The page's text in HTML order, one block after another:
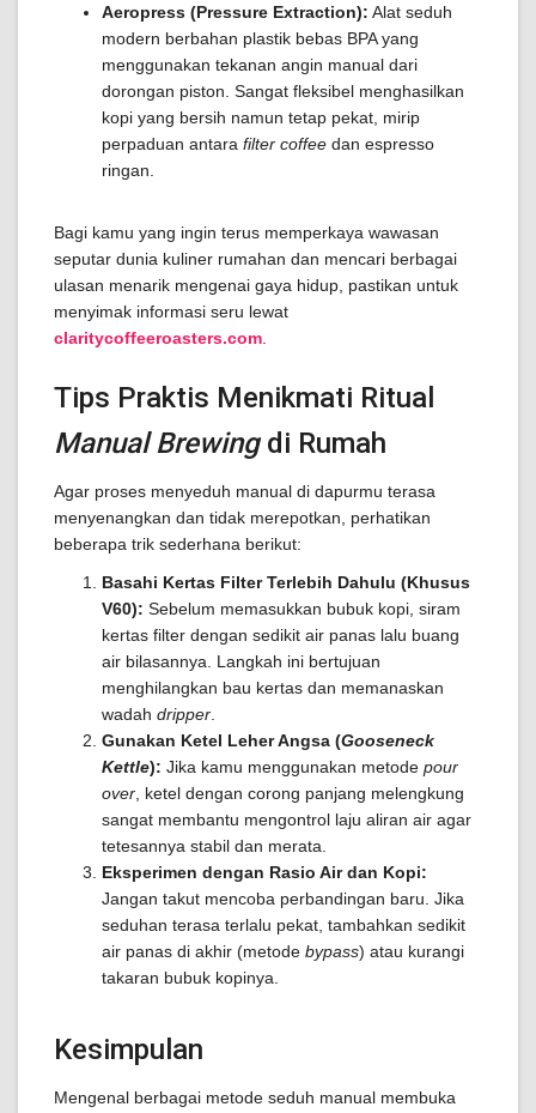
Aeropress (Pressure Extraction): Alat seduh
modern berbahan plastik bebas BPA yang
menggunakan tekanan angin manual dari
dorongan piston. Sangat fleksibel menghasilkan
kopi yang bersih namun tetap pekat, mirip
perpaduan antara filter coffee dan espresso
ringan.
Bagi kamu yang ingin terus memperkaya wawasan
seputar dunia kuliner rumahan dan mencari berbagai
ulasan menarik mengenai gaya hidup, pastikan untuk
menyimak informasi seru lewat
claritycoffeeroasters.com
Tips Praktis Menikmati Ritual
Manual Brewingdi Rumah
Agar proses menyeduh manual di dapurmu terasa
menyenangkan dan tidak merepotkan, perhatikan
beberapa trik sederhana berikut:
Basahi Kertas Filter Terlebih Dahulu (Khusus
V60): Sebelum memasukkan bubuk kopi, siram
kertas filter dengan sedikit air panas lalu buang
air bilasannya. Langkah ini bertujuan
menghilangkan bau kertas dan memanaskan
wadah dripper
Gunakan Ketel Leher Angsa (Gooseneck
Kettle): Jika kamu menggunakan metode pour
over , ketel dengan corong panjang melengkung
sangat membantu mengontrol laju aliran air agar
tetesannya stabil dan merata.
Eksperimen dengan Rasio Air dan Kopi:
Jangan takut mencoba perbandingan baru. Jika
seduhan terasa terlalu pekat, tambahkan sedikit
air panas di akhir (metode bypass) atau kurangi
takaran bubuk kopinya.
Kesimpulan
Mengenal berbagai metode seduh manual membuka